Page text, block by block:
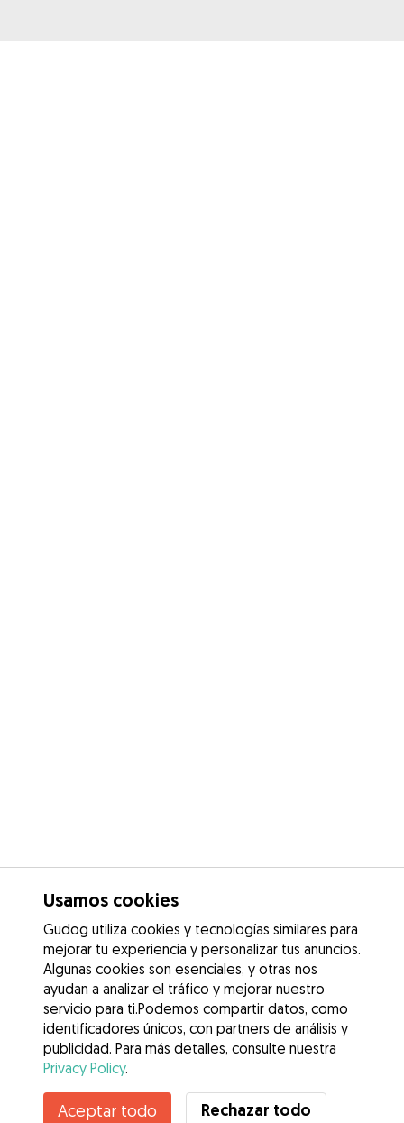
Contacta con Carme
Usamos cookies
Gudog utiliza cookies y tecnologías similares para
mejorar tu experiencia y personalizar tus anuncios.
Algunas cookies son esenciales, y otras nos
ayudan a analizar el tráfico y mejorar nuestro
servicio para ti.Podemos compartir datos, como
identificadores únicos, con partners de análisis y
publicidad. Para más detalles, consulte nuestra
Privacy Policy.
Aceptar todo Rechazar todo